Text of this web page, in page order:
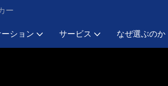
ー
ション サービス なぜ選ぶのか